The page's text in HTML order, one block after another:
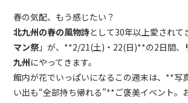
春の気配、もう感じたい？
北九州の春の風物詩として30年以上愛されて
マン祭 」が、**2/21(土)・22(日)**の2日間、
九州にやってきます。
館内が花でいっぱいになるこの週末は、**写
い出も“全部持ち帰れる”**ご褒美イベント。